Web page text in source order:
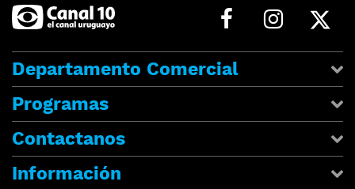
Departamento Comercial
Programas
Contactanos
Información